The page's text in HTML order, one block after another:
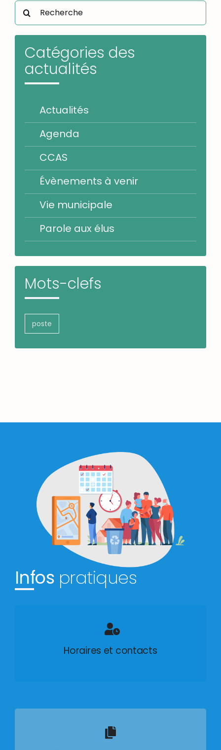
Rechercher:
Catégories des
actualités
Actualités
Agenda
CCAS
Évènements à venir
Vie municipale
Parole aux élus
Mots-clefs
poste
Infos pratiques
Horaires et contacts